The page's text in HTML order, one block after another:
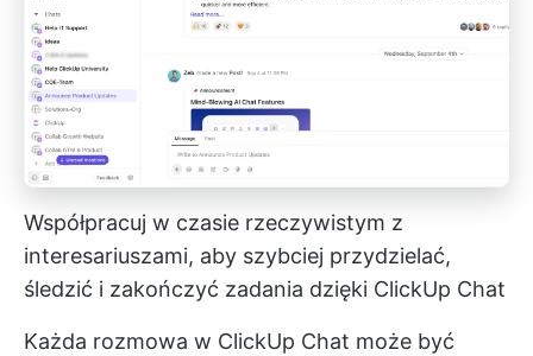
Współpracuj w czasie rzeczywistym z
interesariuszami, aby szybciej przydzielać,
śledzić i zakończyć zadania dzięki ClickUp Chat
Każda rozmowa w ClickUp Chat może być